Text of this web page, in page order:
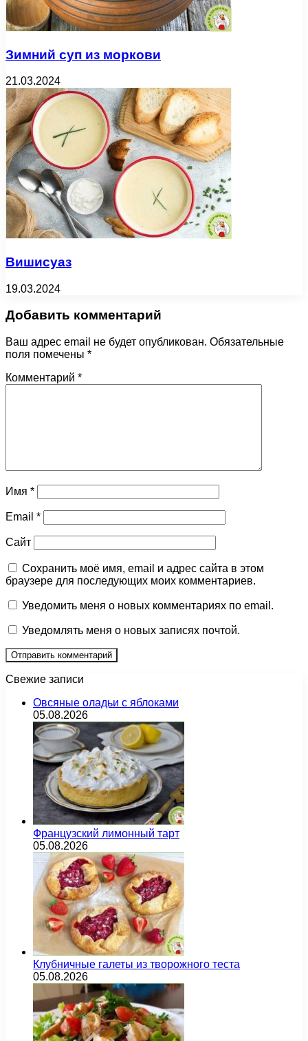
Зимний суп из моркови
21.03.2024
Вишисуаз
19.03.2024
Добавить комментарий
Ваш адрес email не будет опубликован. Обязательные
поля помечены *
Комментарий *
Имя *
Email *
Сайт
Сохранить моё имя, email и адрес сайта в этом
браузере для последующих моих комментариев.
Уведомить меня о новых комментариях по email.
Уведомлять меня о новых записях почтой.
Свежие записи
Овсяные оладьи с яблоками
05.08.2026
Французский лимонный тарт
05.08.2026
Клубничные галеты из творожного теста
05.08.2026